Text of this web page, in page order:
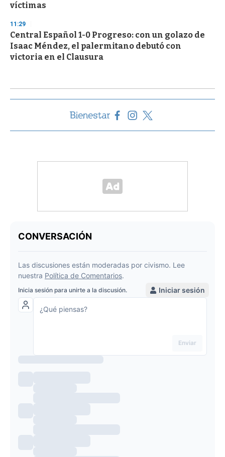
víctimas
11:29
Central Español 1-0 Progreso: con un golazo de
Isaac Méndez, el palermitano debutó con
victoria en el Clausura